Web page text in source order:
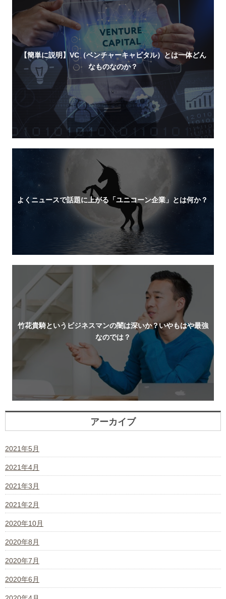
【簡単に説明】VC（ベンチャーキャピタル）とは一体どん
なものなのか？
よくニュースで話題に上がる「ユニコーン企業」とは何か？
竹花貴騎というビジネスマンの闇は深いか？いやもはや最強
なのでは？
アーカイブ
2021年5月
2021年4月
2021年3月
2021年2月
2020年10月
2020年8月
2020年7月
2020年6月